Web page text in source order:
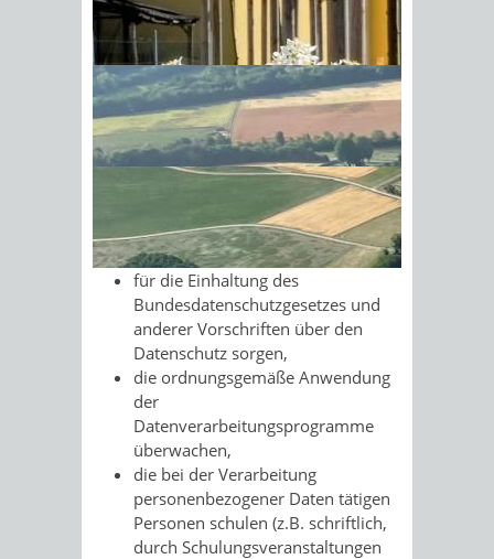
Sonnenschein am Morgen im
Ahornwald
Datenschutzbeauftragten bestellen und
der zuständigen Stelle mitteilen.
Sie können sowohl eine natürliche
Person im Unternehmen als auch eine
natürliche Person von außerhalb
bestellen (externe
Datenschutzbeauftragte).
Die Datenschutbeauftragte oder der
Datenschutzbeauftragte muss
für die Einhaltung des
Bundesdatenschutzgesetzes und
anderer Vorschriften über den
Datenschutz sorgen,
die ordnungsgemäße Anwendung
der
Datenverarbeitungsprogramme
überwachen,
die bei der Verarbeitung
personenbezogener Daten tätigen
Personen schulen (z.B. schriftlich,
durch Schulungsveranstaltungen